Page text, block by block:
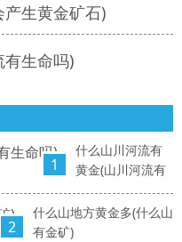
生黄金矿石)
生命吗)
1
什么山川河流有
黄金(山川河流有
2
什么山地方黄金多(什么山
有金矿)